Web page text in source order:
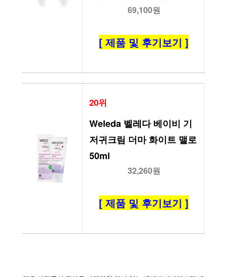
69,100원
[ 제품 및 후기보기 ]
20위
Weleda 벨레다 베이비 기
저귀크림 더마 화이트 맬로
50ml
32,260원
[ 제품 및 후기보기 ]